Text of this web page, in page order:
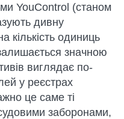
YouControl (станом
дивну
кількість одиниць
значною
виглядає по-
у реєстрах
це саме ті
заборонами,